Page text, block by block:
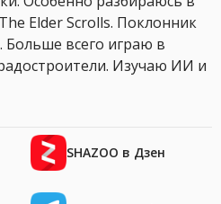
Elder Scrolls. Поклонник
Больше всего играю в
Изучаю ИИ и
SHAZOO в Дзен